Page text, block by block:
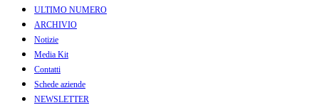
ULTIMO NUMERO
ARCHIVIO
Notizie
Media Kit
Contatti
Schede aziende
NEWSLETTER